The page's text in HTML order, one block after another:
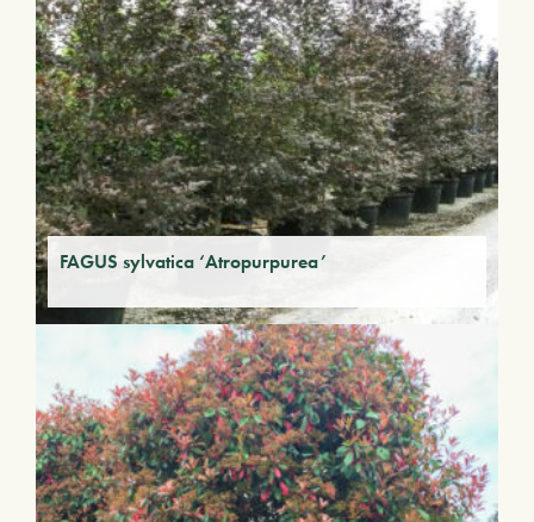
FAGUS sylvatica ‘Atropurpurea’